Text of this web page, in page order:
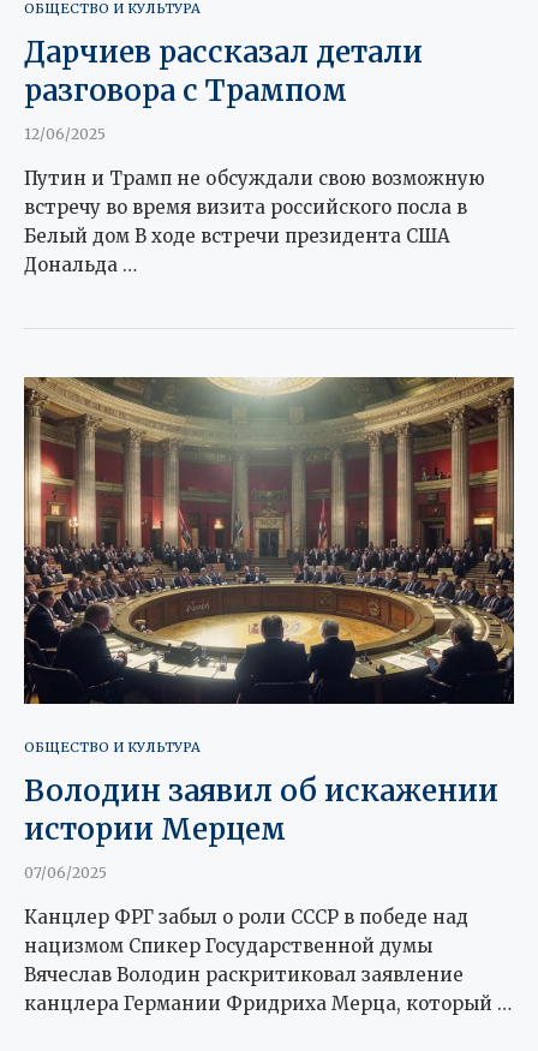
ОБЩЕСТВО И КУЛЬТУРА
Дарчиев рассказал детали
разговора с Трампом
12/06/2025
Путин и Трамп не обсуждали свою возможную
встречу во время визита российского посла в
Белый дом В ходе встречи президента США
Дональда …
ОБЩЕСТВО И КУЛЬТУРА
Володин заявил об искажении
истории Мерцем
07/06/2025
Канцлер ФРГ забыл о роли СССР в победе над
нацизмом Спикер Государственной думы
Вячеслав Володин раскритиковал заявление
канцлера Германии Фридриха Мерца, который …